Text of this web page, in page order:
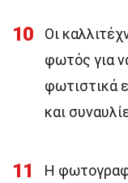
10
Οι
φωτός για
φωτιστικά
και
11
Η